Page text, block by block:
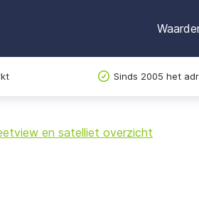
Sinds 2005 het
en satelliet overzicht